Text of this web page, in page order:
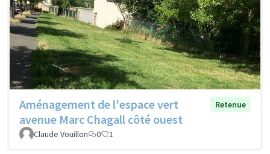
Aménagement de l'espace vert
avenue Marc Chagall côté ouest
Retenue
Claude Vouillon 0 1